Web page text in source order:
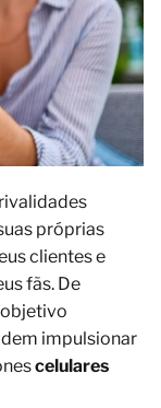
próprias
clientes e
fãs. De
impulsionar
celulares